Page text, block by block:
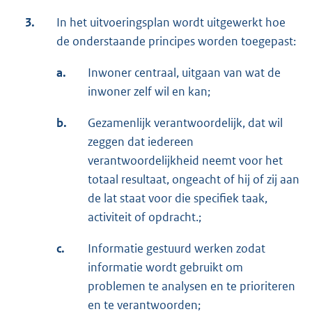
3.
In het uitvoeringsplan wordt uitgewerkt hoe
de onderstaande principes worden toegepast:
a.
Inwoner centraal, uitgaan van wat de
inwoner zelf wil en kan;
b.
Gezamenlijk verantwoordelijk, dat wil
zeggen dat iedereen
verantwoordelijkheid neemt voor het
totaal resultaat, ongeacht of hij of zij aan
de lat staat voor die specifiek taak,
activiteit of opdracht.;
c.
Informatie gestuurd werken zodat
informatie wordt gebruikt om
problemen te analysen en te prioriteren
en te verantwoorden;